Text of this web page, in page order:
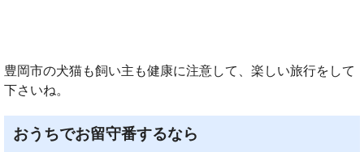
豊岡市の犬猫も飼い主も健康に注意して、楽しい旅行をして
下さいね。
おうちでお留守番するなら